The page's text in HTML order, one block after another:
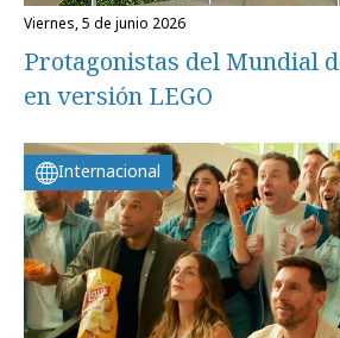
viernes, 5 de junio 2026
Protagonistas del Mundial
en versión LEGO
Internacional